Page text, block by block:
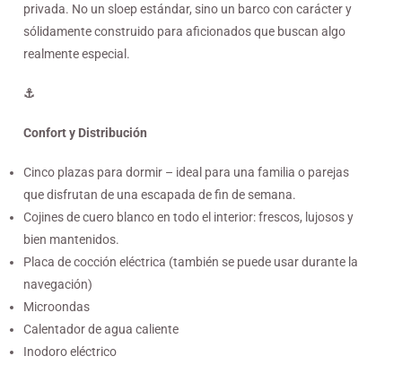
privada. No un sloep estándar, sino un barco con carácter y
sólidamente construido para aficionados que buscan algo
realmente especial.
⚓
Confort y Distribución
Cinco plazas para dormir – ideal para una familia o parejas
que disfrutan de una escapada de fin de semana.
Cojines de cuero blanco en todo el interior: frescos, lujosos y
bien mantenidos.
Placa de cocción eléctrica (también se puede usar durante la
navegación)
Microondas
Calentador de agua caliente
Inodoro eléctrico